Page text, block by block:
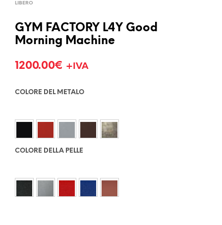
LIBERO
GYM FACTORY L4Y Good
Morning Machine
1200.00€ +IVA
COLORE DEL METALO
COLORE DELLA PELLE